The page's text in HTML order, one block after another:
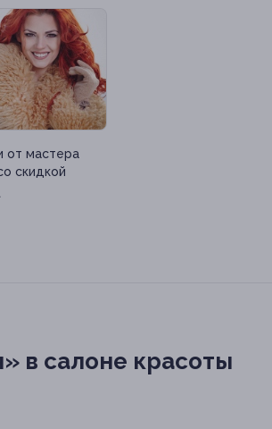
от мастера
скидкой
д. 94
в салоне красоты